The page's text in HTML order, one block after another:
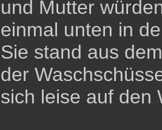
und Mutter
einmal unten in
Sie stand aus
der
sich leise auf den